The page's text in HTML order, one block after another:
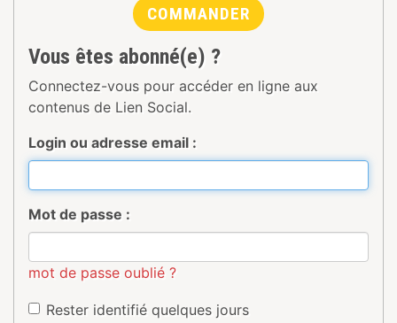
COMMANDER
Vous êtes abonné(e) ?
Connectez-vous pour accéder en ligne aux
contenus de Lien Social.
Login ou adresse email :
Mot de passe :
mot de passe oublié ?
Rester identifié quelques jours